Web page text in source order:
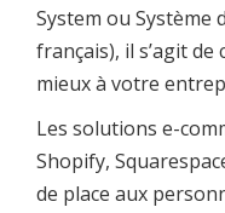
System ou Système
français), il s’agit
mieux à votre
Les solutions e-
Shopify,
de place aux